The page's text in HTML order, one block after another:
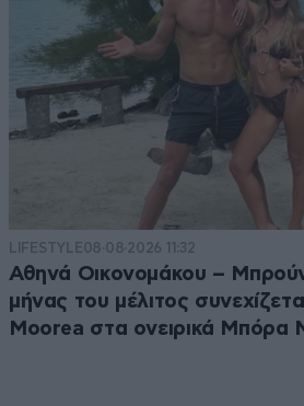
LIFESTYLE08·08·2026 11:32
Αθηνά Οικονομάκου –
μήνας του μέλιτος
Moorea στα ονειρικά Μπόρα